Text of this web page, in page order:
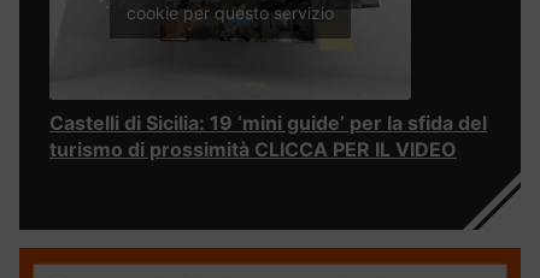
cookie per questo servizio
Castelli di Sicilia: 19 ‘mini guide’ per la sfida del
turismo di prossimità CLICCA PER IL VIDEO